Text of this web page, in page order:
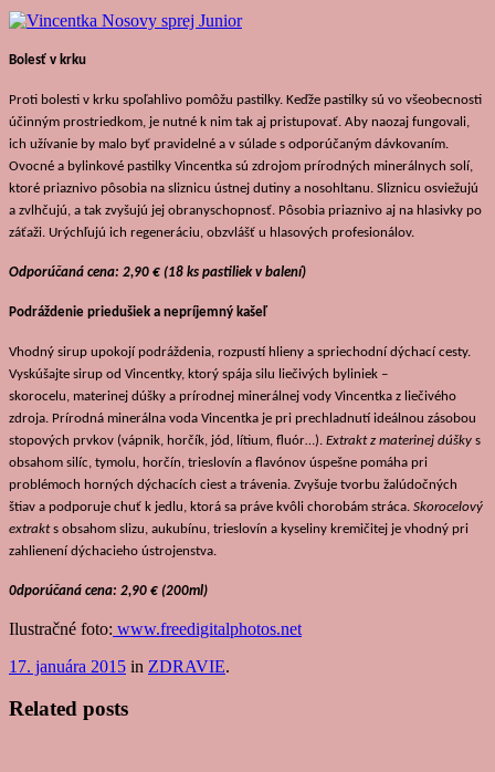
Bolesť v krku
Proti bolesti v krku spoľahlivo pomôžu pastilky. Keďže pastilky sú vo všeobecnosti
účinným prostriedkom, je nutné k nim tak aj pristupovať. Aby naozaj fungovali,
ich užívanie by malo byť pravidelné a v súlade s odporúčaným dávkovaním.
Ovocné a bylinkové pastilky Vincentka sú zdrojom prírodných minerálnych solí,
ktoré priaznivo pôsobia na sliznicu ústnej dutiny a nosohltanu. Sliznicu osviežujú
a zvlhčujú, a tak zvyšujú jej obranyschopnosť. Pôsobia priaznivo aj na hlasivky po
záťaži. Urýchľujú ich regeneráciu, obzvlášť u hlasových profesionálov.
Odporúčaná cena: 2,90 € (18 ks pastiliek v balení)
Podráždenie priedušiek a nepríjemný kašeľ
Vhodný sirup upokojí podráždenia, rozpustí hlieny a spriechodní dýchací cesty.
Vyskúšajte sirup od Vincentky, ktorý spája silu liečivých byliniek –
skorocelu, materinej dúšky a prírodnej minerálnej vody Vincentka z liečivého
zdroja. Prírodná minerálna voda Vincentka je pri prechladnutí ideálnou zásobou
stopových prvkov (vápnik, horčík, jód, lítium, ﬂuór…). Extrakt z materinej dúšky s
obsahom silíc, tymolu, horčín, trieslovín a flavónov úspešne pomáha pri
problémoch horných dýchacích ciest a trávenia. Zvyšuje tvorbu žalúdočných
štiav a podporuje chuť k jedlu, ktorá sa práve kvôli chorobám stráca. Skorocelový
extrakts obsahom slizu, aukubínu, trieslovín a kyseliny kremičitej je vhodný pri
zahlienení dýchacieho ústrojenstva.
0dporúčaná cena: 2,90 € (200ml)
Ilustračné foto: www.freedigitalphotos.net
17. januára 2015 in ZDRAVIE.
Related posts